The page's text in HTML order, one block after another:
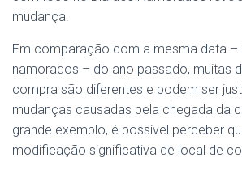
mudança.
Em comparação com a mesma data –
namorados – do ano passado, muitas
compra são diferentes e podem ser
mudanças causadas pela chegada da
grande exemplo, é possível perceber
modificação significativa de local de